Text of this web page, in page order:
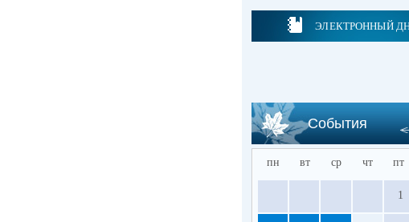
ЭЛЕКТРОННЫЙ
События
пн вт ср чт пт
1